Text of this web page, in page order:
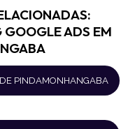
ADS EM
PINDAMONHANGABA